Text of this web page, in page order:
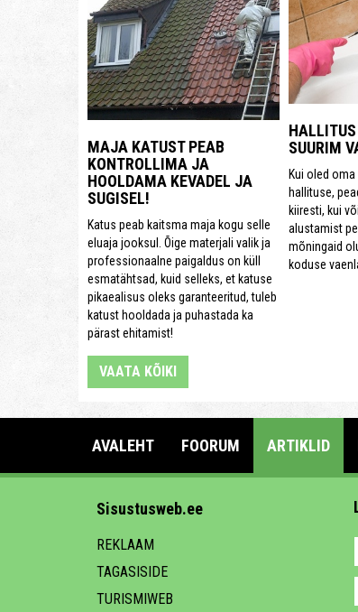
MAJA KATUST PEAB
KONTROLLIMA JA
HOOLDAMA KEVADEL JA
SUGISEL!
Katus peab kaitsma maja kogu selle
eluaja jooksul. Õige materjali valik ja
professionaalne paigaldus on küll
esmatähtsad, kuid selleks, et katuse
pikaealisus oleks garanteeritud, tuleb
katust hooldada ja puhastada ka
pärast ehitamist!
SUURIM
Kui oled
hallituse,
kiiresti, kui
alustamist
mõningaid
koduse
VAATA KÕIKI
AVALEHT FOORUM ARTIKLID
Sisustusweb.ee
REKLAAM
TAGASISIDE
TURISMIWEB